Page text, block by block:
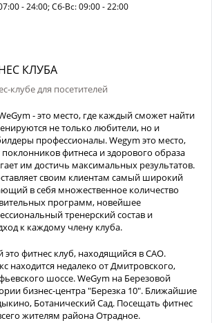
- 24:00; Сб-Вс: 09:00 - 22:00
КЛУБА
клубе для посетителей
- это место, где каждый сможет найти
не только любители, но и
профессионалы. Wegym это место,
фитнеса и здорового образа
им достичь максимальных результатов.
своим клиентам самый широкий
в себя множественное количество
программ, новейшее
тренерский состав и
к каждому члену клуба.
это фитнес клуб, находящийся в САО.
находится недалеко от Дмитровского,
шоссе. WeGym на Березовой
бизнес-центра "Березка 10". Ближайшие
Ботанический Сад. Посещать фитнес
жителям района Отрадное.